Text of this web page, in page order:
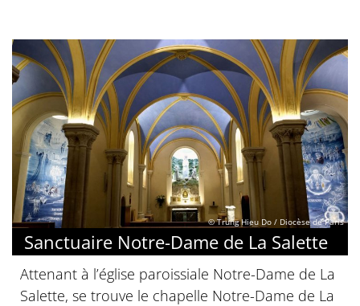
© Trung Hieu Do / Diocèse de Paris
Sanctuaire Notre-Dame de La Salette
Attenant à l’église paroissiale Notre-Dame de La
Salette, se trouve le chapelle Notre-Dame de La